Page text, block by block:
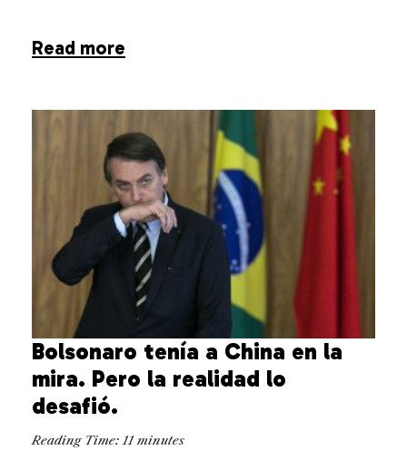
Read more
Bolsonaro tenía a China en la
mira. Pero la realidad lo
desafió.
Reading Time:11 minutes